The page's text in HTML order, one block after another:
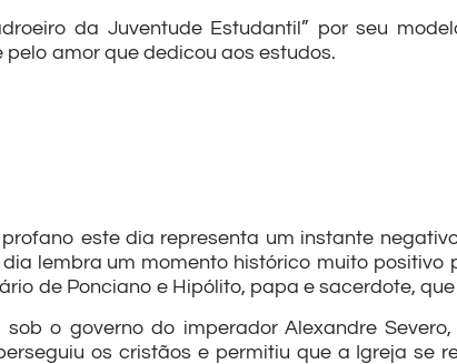
da Juventude Estudantil” por seu
amor que dedicou aos estudos.
este dia representa um instante
dia lembra um momento histórico muito
de Ponciano e Hipólito, papa e sacerdote,
sob o governo do imperador Alexandre
os cristãos e permitiu que a Igreja se